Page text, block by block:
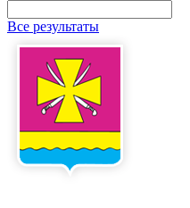
Все результаты